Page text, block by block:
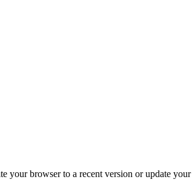
your browser to a recent version or update your